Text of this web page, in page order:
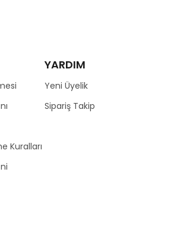
Kuralları
YARDIM
Yeni Üyelik
Sipariş Takip